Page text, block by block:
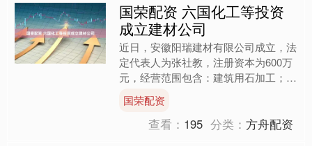
国荣配资 六国化工等投资
成立建材公司
近日，安徽阳瑞建材有限公司成立，法
定代表人为张社教，注册资本为600万
元，经营范围包含：建筑用石加工；建
筑材料销售；石灰和石膏制造；环境保
护专用设备制造；新材料....
国荣配资
查看： 195 分类：方舟配资